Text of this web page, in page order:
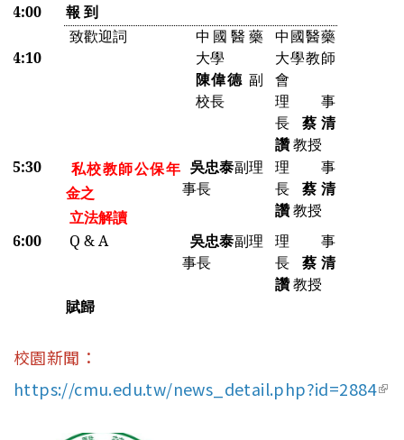
14:00 報 到
14:10
致歡迎詞
中國醫藥
大學
陳偉德 副
校長
中國醫藥
大學教師
會
理事
長 蔡清
讚教授
15:30
私校教師公保年
金之
立法解讀
吳忠泰副理
事長
理事
長 蔡清
讚教授
16:00
Q & A 吳忠泰副理
事長
理事
長 蔡清
讚教授
賦歸
校園新聞：
https://cmu.edu.tw/news_detail.php?id=2884